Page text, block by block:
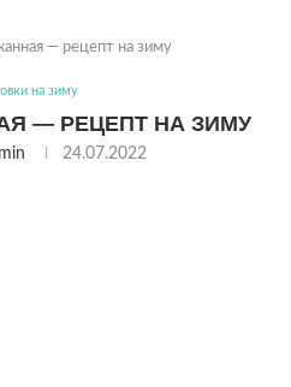
— рецепт на зиму
на зиму
— РЕЦЕПТ НА ЗИМУ
24.07.2022